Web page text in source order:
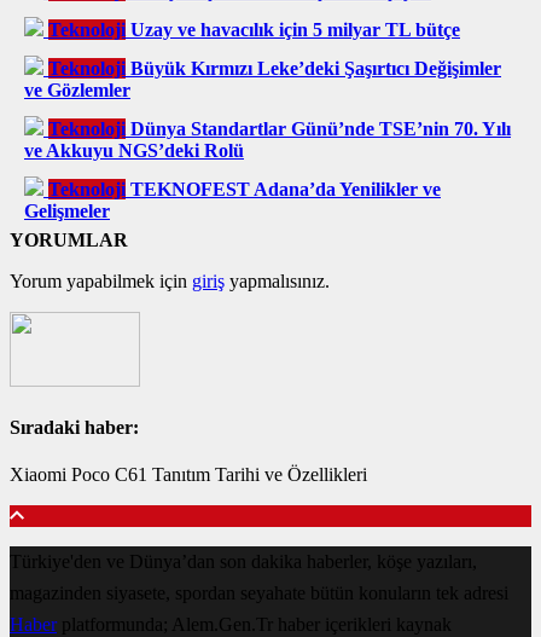
Teknoloji Uzay ve havacılık için 5 milyar TL bütçe
Teknoloji Büyük Kırmızı Leke’deki Şaşırtıcı Değişimler
ve Gözlemler
Teknoloji Dünya Standartlar Günü’nde TSE’nin 70. Yılı
ve Akkuyu NGS’deki Rolü
Teknoloji TEKNOFEST Adana’da Yenilikler ve
Gelişmeler
YORUMLAR
Yorum yapabilmek için giriş yapmalısınız.
Sıradaki haber:
Xiaomi Poco C61 Tanıtım Tarihi ve Özellikleri
Türkiye'den ve Dünya’dan son dakika haberler, köşe yazıları,
magazinden siyasete, spordan seyahate bütün konuların tek adresi
Haberplatformunda; Alem.Gen.Tr haber içerikleri kaynak